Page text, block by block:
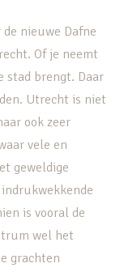
nieuwe Dafne
Of je neemt
stad brengt. Daar
Utrecht is niet
ook zeer
vele en
geweldige
is vooral de
wel het
grachten